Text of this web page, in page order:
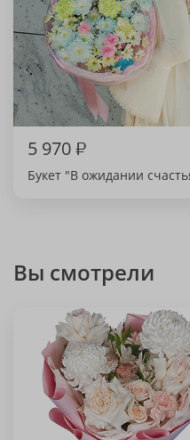
5 970₽
Букет "В ожидании
Вы смотрели